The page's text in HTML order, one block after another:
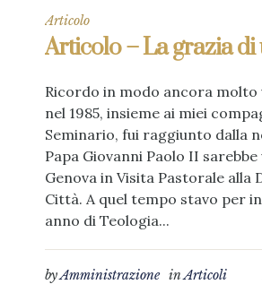
Articolo
Articolo – La grazia di
Ricordo in modo ancora molto
nel 1985, insieme ai miei
Seminario, fui raggiunto dalla
Papa Giovanni Paolo II
Genova in Visita Pastorale alla
Città. A quel tempo stavo per
anno di Teologia...
byAmministrazione inArticoli